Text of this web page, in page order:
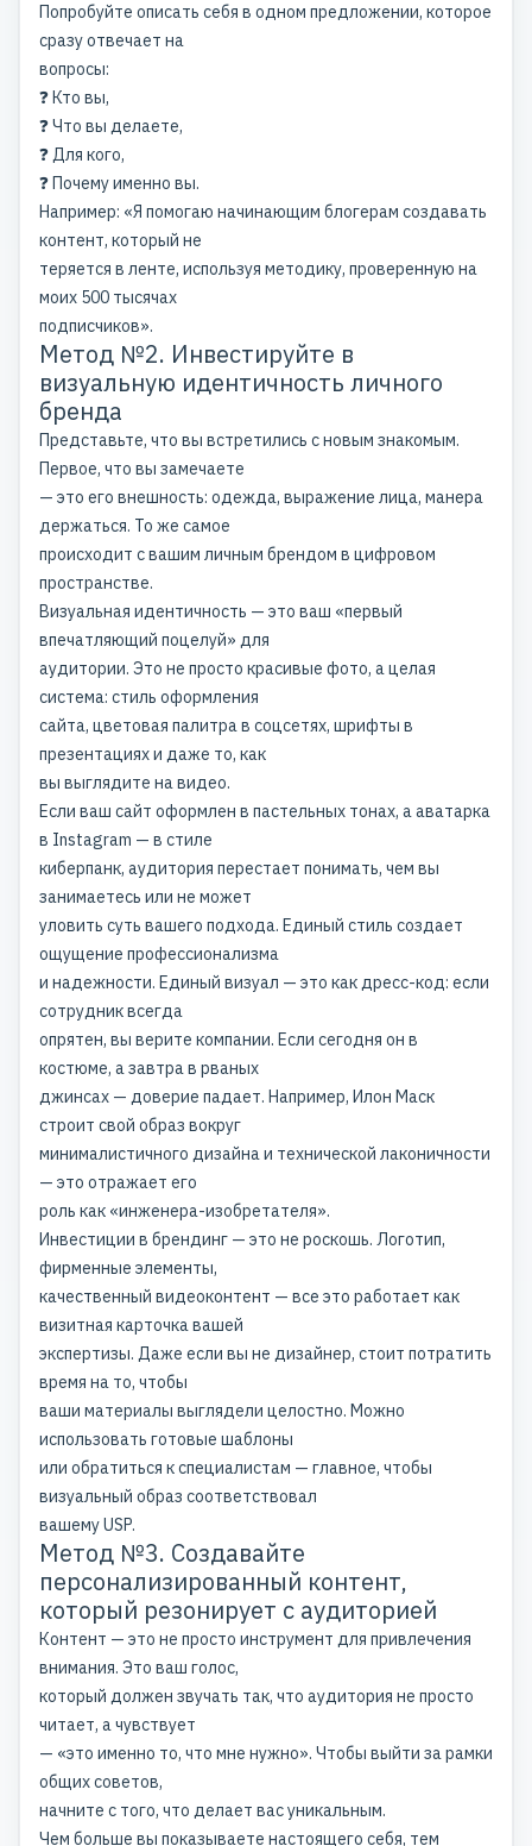
Попробуйте описать себя в одном предложении, которое
сразу отвечает на
вопросы:
❓ Кто вы,
❓ Что вы делаете,
❓ Для кого,
❓ Почему именно вы.
Например: «Я помогаю начинающим блогерам создавать
контент, который не
теряется в ленте, используя методику, проверенную на
моих 500 тысячах
подписчиков».
Метод №2. Инвестируйте в
визуальную идентичность личного
бренда
Представьте, что вы встретились с новым знакомым.
Первое, что вы замечаете
— это его внешность: одежда, выражение лица, манера
держаться. То же самое
происходит с вашим личным брендом в цифровом
пространстве.
Визуальная идентичность — это ваш «первый
впечатляющий поцелуй» для
аудитории. Это не просто красивые фото, а целая
система: стиль оформления
сайта, цветовая палитра в соцсетях, шрифты в
презентациях и даже то, как
вы выглядите на видео.
Если ваш сайт оформлен в пастельных тонах, а аватарка
в Instagram — в стиле
киберпанк, аудитория перестает понимать, чем вы
занимаетесь или не может
уловить суть вашего подхода. Единый стиль создает
ощущение профессионализма
и надежности. Единый визуал — это как дресс-код: если
сотрудник всегда
опрятен, вы верите компании. Если сегодня он в
костюме, а завтра в рваных
джинсах — доверие падает. Например, Илон Маск
строит свой образ вокруг
минималистичного дизайна и технической лаконичности
— это отражает его
роль как «инженера-изобретателя».
Инвестиции в брендинг — это не роскошь. Логотип,
фирменные элементы,
качественный видеоконтент — все это работает как
визитная карточка вашей
экспертизы. Даже если вы не дизайнер, стоит потратить
время на то, чтобы
ваши материалы выглядели целостно. Можно
использовать готовые шаблоны
или обратиться к специалистам — главное, чтобы
визуальный образ соответствовал
вашему USP.
Метод №3. Создавайте
персонализированный контент,
который резонирует с аудиторией
Контент — это не просто инструмент для привлечения
внимания. Это ваш голос,
который должен звучать так, что аудитория не просто
читает, а чувствует
— «это именно то, что мне нужно». Чтобы выйти за рамки
общих советов,
начните с того, что делает вас уникальным.
Чем больше вы показываете настоящего себя, тем